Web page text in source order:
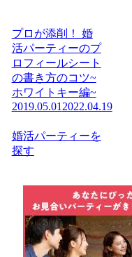
プロが添削！ 婚
活パーティーのプ
ロフィールシート
の書き方のコツ~
ホワイトキー編~
2019.05.012022.04.19
婚活パーティーを
探す